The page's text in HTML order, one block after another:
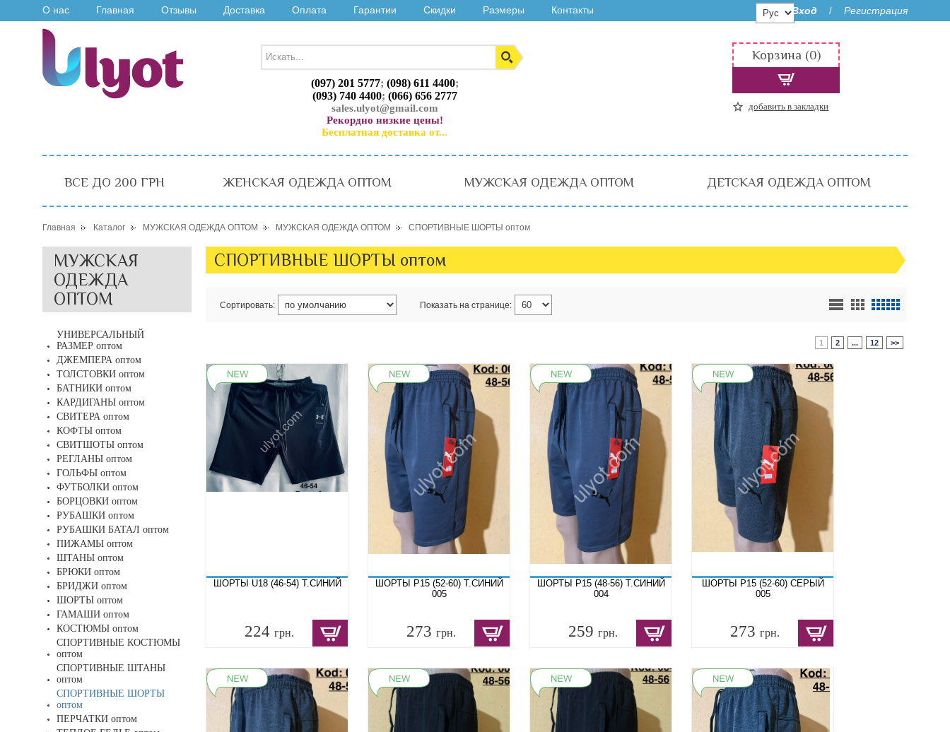
О нас Главная Отзывы Доставка Оплата Гарантии Скидки Размеры Контакты Вход / Регистрация
(097) 201 5777; (098) 611 4400;
(093) 740 4400; (066) 656 2777
sales.ulyot@gmail.com
Рекордно низкие цены!
Бесплатная доставка от...
Корзина (0)
добавить в закладки
ВСЕ ДО 200 ГРН ЖЕНСКАЯ ОДЕЖДА ОПТОМ МУЖСКАЯ ОДЕЖДА ОПТОМ ДЕТСКАЯ ОДЕЖДА ОПТОМ
Главная Каталог МУЖСКАЯ ОДЕЖДА ОПТОМ МУЖСКАЯ ОДЕЖДА ОПТОМ СПОРТИВНЫЕ ШОРТЫ оптом
МУЖСКАЯ
ОДЕЖДА
ОПТОМ
УНИВЕРСАЛЬНЫЙ
РАЗМЕР оптом
ДЖЕМПЕРА оптом
ТОЛСТОВКИ оптом
БАТНИКИ оптом
КАРДИГАНЫ оптом
СВИТЕРА оптом
КОФТЫ оптом
СВИТШОТЫ оптом
РЕГЛАНЫ оптом
ГОЛЬФЫ оптом
ФУТБОЛКИ оптом
БОРЦОВКИ оптом
РУБАШКИ оптом
РУБАШКИ БАТАЛ оптом
ПИЖАМЫ оптом
ШТАНЫ оптом
БРЮКИ оптом
БРИДЖИ оптом
ШОРТЫ оптом
ГАМАШИ оптом
КОСТЮМЫ оптом
СПОРТИВНЫЕ КОСТЮМЫ
оптом
СПОРТИВНЫЕ ШТАНЫ
оптом
СПОРТИВНЫЕ ШОРТЫ
оптом
ПЕРЧАТКИ оптом
СПОРТИВНЫЕ ШОРТЫ оптом
Сортировать: Показать на странице:
1 2 ... 12 >>
ШОРТЫ U18 (46-54) Т.СИНИЙ
224 грн.
ШОРТЫ P15 (52-60) Т.СИНИЙ
005
273 грн.
ШОРТЫ P15 (48-56) Т.СИНИЙ
004
259 грн.
ШОРТЫ P15 (52-60) СЕРЫЙ
005
273 грн.